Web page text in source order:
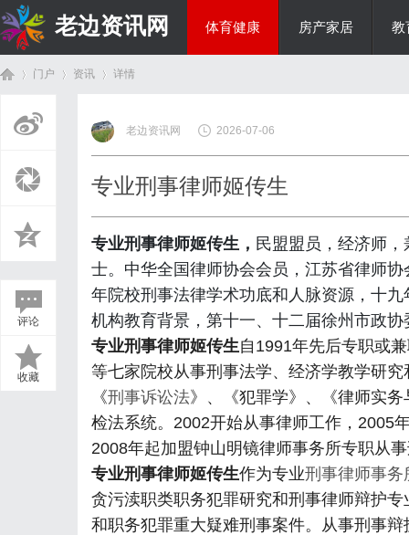
老边资讯网 体育健康 房产家居 教
门户 资讯
›
详情
评论
收藏
老边资讯网 2026-07-06
专业刑事律师姬传生
专业刑事律师姬传生， 民盟盟员，经济师
士。中华全国律师协会会员，江苏省律师
年院校刑事法律学术功底和人脉资源，十
机构教育背景，第十一、十二届徐州市政
专业刑事律师姬传生自1991年先后专职或
等七家院校从事刑事法学、经济学教学研
《刑事诉讼法》、《犯罪学》、《律师实
检法系统。2002开始从事律师工作，2005
2008年起加盟钟山明镜律师事务所专职从
专业刑事律师姬传生作为专业刑事律师事务
贪污渎职类职务犯罪研究和刑事律师辩护
和职务犯罪重大疑难刑事案件。从事刑事